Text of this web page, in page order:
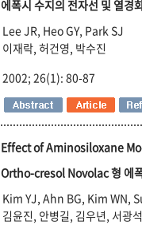
에폭시 수지의 전자선 및 열경
Lee JR, Heo GY, Park SJ
이재락, 허건영, 박수진
2002; 26(1): 80-87
Effect of Aminosiloxane
Ortho-cresol Novolac 형 에
Kim YJ, Ahn BG, Kim WN,
김윤진, 안병길, 김우년, 서광